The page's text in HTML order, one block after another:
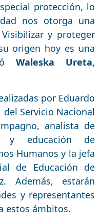
protección, lo
nos otorga una
y proteger
origen hoy es una
Waleska Ureta,
por Eduardo
Servicio Nacional
analista de
y educación de
Humanos y la jefa
de Educación de
Además, estarán
y representantes
estos ámbitos.